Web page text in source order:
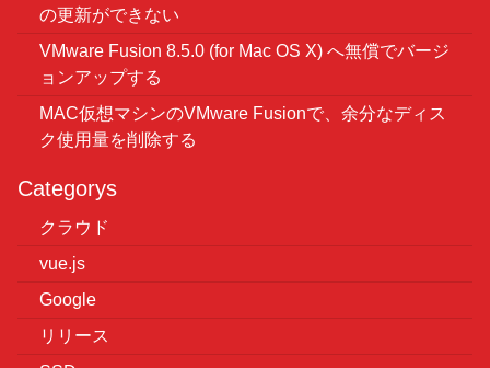
の更新ができない
VMware Fusion 8.5.0 (for Mac OS X) へ無償でバージ
ョンアップする
MAC仮想マシンのVMware Fusionで、余分なディス
ク使用量を削除する
Categorys
クラウド
vue.js
Google
リリース